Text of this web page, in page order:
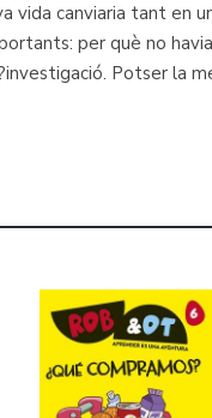
canviaria tant en
per què no
Potser la